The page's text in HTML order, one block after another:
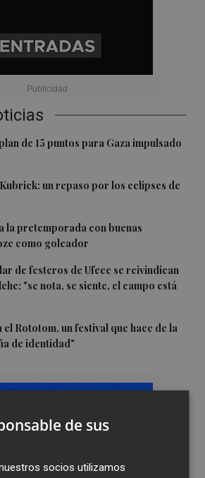
de 15 puntos para Gaza impulsado
un repaso por los eclipses de
la pretemporada con buenas
como goleador
de festeros de Ufece se reivindican
"se nota, se siente, el campo está
el Rototom, un festival que hace de la
de identidad"
de sus
socios utilizamos